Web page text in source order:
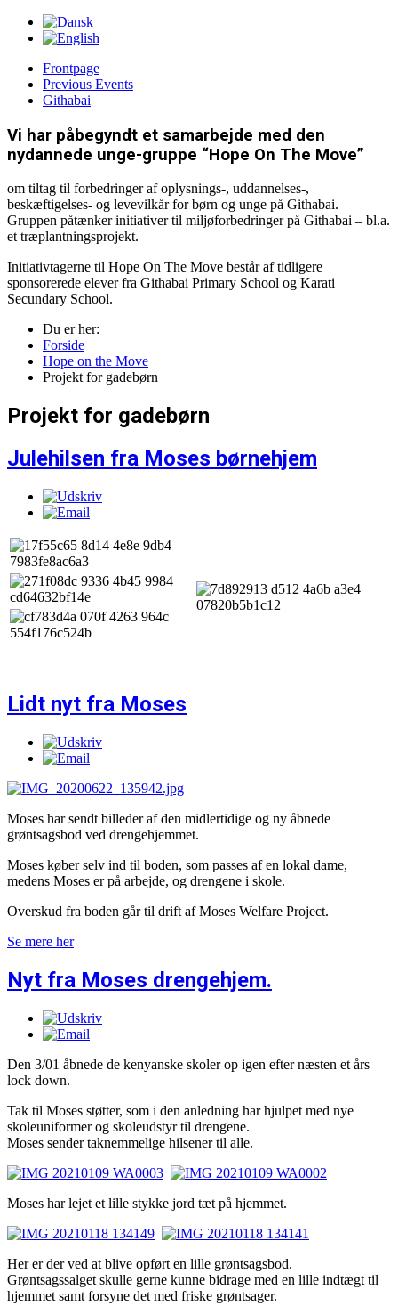
Frontpage
Previous Events
Githabai
Vi har påbegyndt et samarbejde med den
nydannede unge-gruppe “Hope On The Move”
om tiltag til forbedringer af oplysnings-, uddannelses-,
beskæftigelses- og levevilkår for børn og unge på Githabai.
Gruppen påtænker initiativer til miljøforbedringer på Githabai – bl.a.
et træplantningsprojekt.
Initiativtagerne til Hope On The Move består af tidligere
sponsorerede elever fra Githabai Primary School og Karati
Secundary School.
Du er her:
Forside
Hope on the Move
Projekt for gadebørn
Projekt for gadebørn
Julehilsen fra Moses børnehjem
Lidt nyt fra Moses
Moses har sendt billeder af den midlertidige og ny åbnede
grøntsagsbod ved drengehjemmet.
Moses køber selv ind til boden, som passes af en lokal dame,
medens Moses er på arbejde, og drengene i skole.
Overskud fra boden går til drift af Moses Welfare Project.
Se mere her
Nyt fra Moses drengehjem.
Den 3/01 åbnede de kenyanske skoler op igen efter næsten et års
lock down.
Tak til Moses støtter, som i den anledning har hjulpet med nye
skoleuniformer og skoleudstyr til drengene.
Moses sender taknemmelige hilsener til alle.
Moses har lejet et lille stykke jord tæt på hjemmet.
Her er der ved at blive opført en lille grøntsagsbod.
Grøntsagssalget skulle gerne kunne bidrage med en lille indtægt til
hjemmet samt forsyne det med friske grøntsager.